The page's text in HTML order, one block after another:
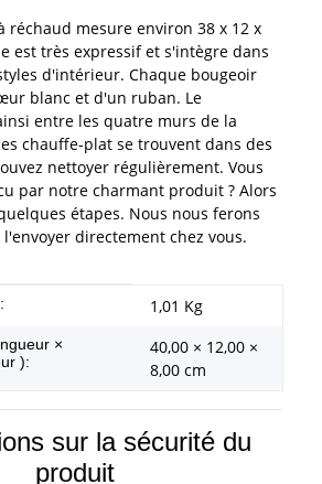
réchaud mesure environ 38 x 12 x
est très expressif et s'intègre dans
d'intérieur. Chaque bougeoir
blanc et d'un ruban. Le
entre les quatre murs de la
chauffe-plat se trouvent dans des
nettoyer régulièrement. Vous
par notre charmant produit ? Alors
étapes. Nous nous ferons
directement chez vous.
1,01 Kg
×
):
40,00 × 12,00 ×
8,00 cm
sur la sécurité du
produit